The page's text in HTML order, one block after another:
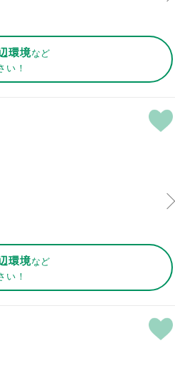
環境など
い！
環境など
い！